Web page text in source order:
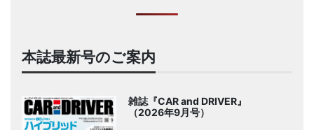
本誌最新号のご案内
雑誌『CAR and DRIVER』
（2026年9月号）